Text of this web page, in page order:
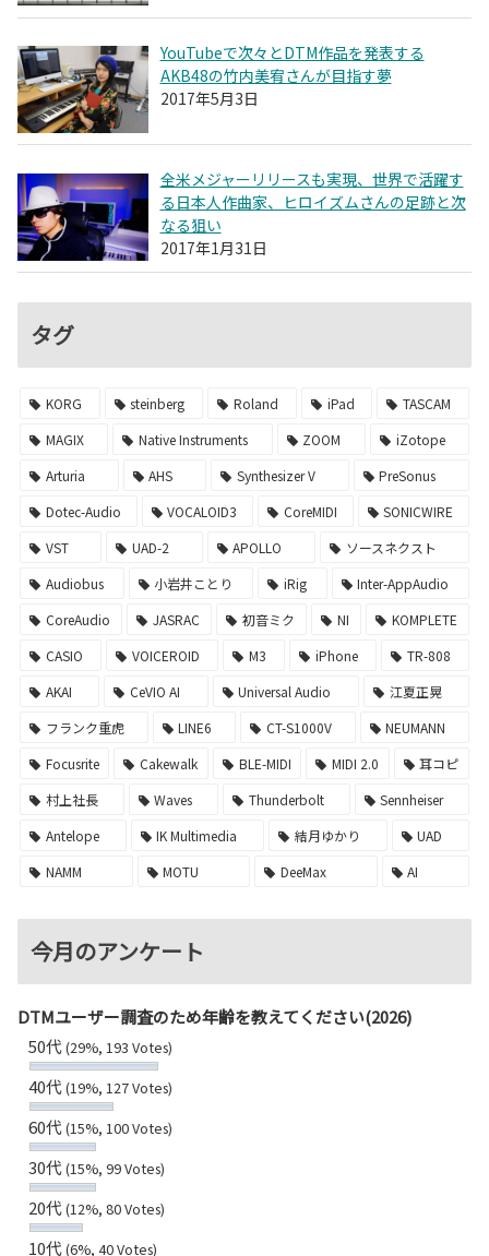
YouTubeで次々とDTM作品を発表する
AKB48の竹内美宥さんが目指す夢
2017年5月3日
全米メジャーリリースも実現、世界で活躍す
る日本人作曲家、ヒロイズムさんの足跡と次
なる狙い
2017年1月31日
タグ
KORG steinberg Roland iPad
TASCAM
MAGIX
Native Instruments ZOOM
iZotope
Arturia
AHS Synthesizer V
PreSonus
Dotec-Audio
VOCALOID3 CoreMIDI
SONICWIRE
VST
UAD-2 APOLLO
ソースネクスト
Audiobus
小岩井ことり iRig
Inter-AppAudio
CoreAudio
JASRAC 初音ミク NI
KOMPLETE
CASIO
VOICEROID M3 iPhone
TR-808
AKAI
CeVIO AI Universal Audio
江夏正晃
フランク重虎
LINE6 CT-S1000V
NEUMANN
Focusrite
Cakewalk BLE-MIDI MIDI 2.0
耳コピ
村上社長
Waves Thunderbolt
Sennheiser
Antelope
IK Multimedia 結月ゆかり
UAD
NAMM
MOTU DeeMax AI
今月のアンケート
DTMユーザー調査のため年齢を教えてください(2026)
50代(29%, 193 Votes)
40代(19%, 127 Votes)
60代(15%, 100 Votes)
30代(15%, 99 Votes)
20代(12%, 80 Votes)
10代(6%, 40 Votes)